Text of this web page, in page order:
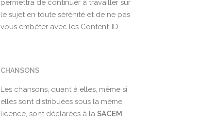
permettra de continuer à travailler sur
le sujet en toute sérénité et de ne pas
vous embêter avec les Content-ID.
CHANSONS
Les chansons, quant à elles, même si
elles sont distribuées sous la même
licence, sont déclarées à la SACEM.